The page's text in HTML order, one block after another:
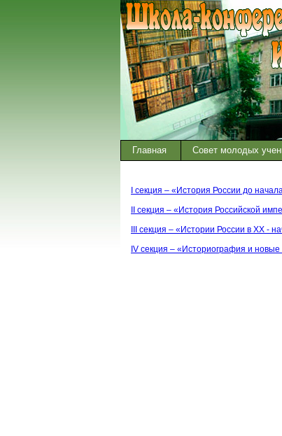
Главная Совет молодых
I секция – «История России до
II секция – «История Российской
III секция – «Истории России в XX -
IV секция – «Историография и